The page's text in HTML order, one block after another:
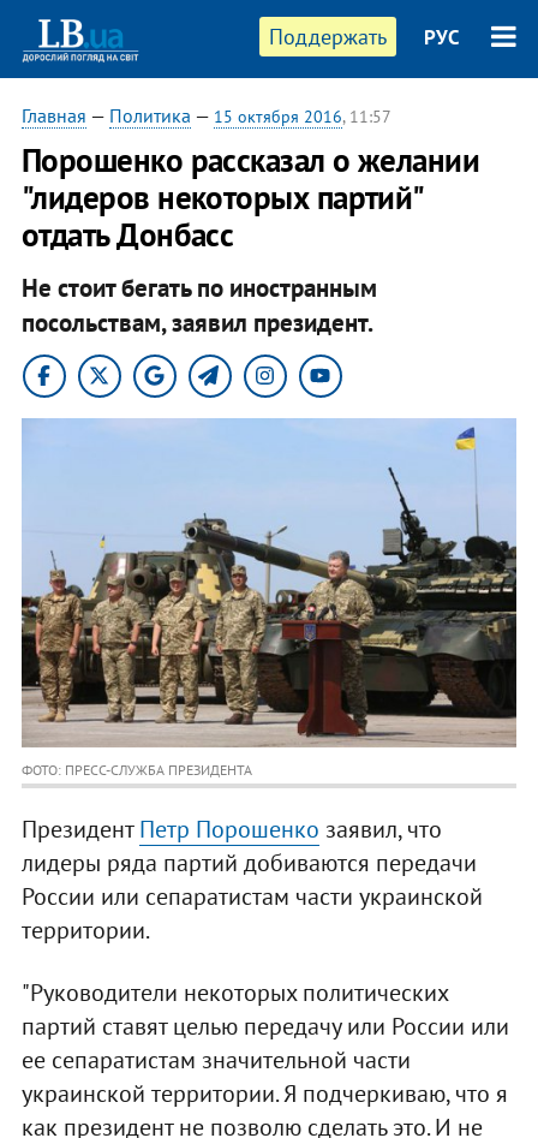
Поддержать РУС
Главная — Политика — 15 октября 2016, 11:57
Порошенко рассказал о желании
"лидеров некоторых партий"
отдать Донбасс
Не стоит бегать по иностранным
посольствам, заявил президент.
ФОТО: ПРЕСС-СЛУЖБА ПРЕЗИДЕНТА
ПрезидентПетр Порошенко заявил, что
лидеры ряда партий добиваются передачи
России или сепаратистам части украинской
территории.
"Руководители некоторых политических
партий ставят целью передачу или России или
ее сепаратистам значительной части
украинской территории. Я подчеркиваю, что я
как президент не позволю сделать это. И не